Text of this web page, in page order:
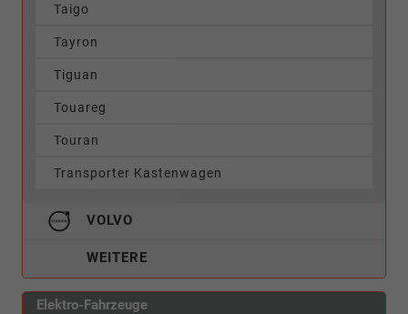
Taigo
Tayron
Tiguan
Touareg
Touran
Transporter Kastenwagen
VOLVO
WEITERE
Elektro-Fahrzeuge